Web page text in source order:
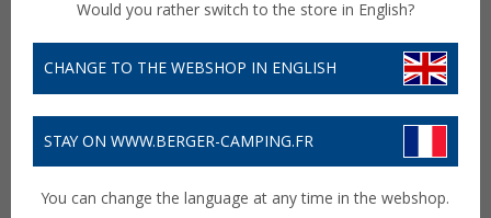
TC2D cellule d'énergie
pour AquaPro + Shark
Cellules d'énergie pour
lampe de poche AquaTac
Would you rather switch to the store in English?
CHANGE TO THE WEBSHOP IN ENGLISH
STAY ON WWW.BERGER-CAMPING.FR
You can change the language at any time in the webshop.